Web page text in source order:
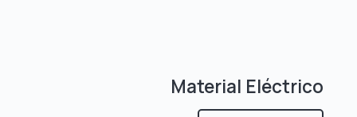
Material Eléctrico